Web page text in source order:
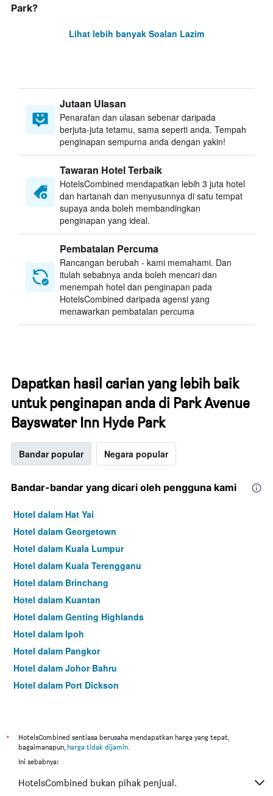
Park?
Lihat lebih banyak Soalan Lazim
Jutaan Ulasan
Penarafan dan ulasan sebenar daripada
berjuta-juta tetamu, sama seperti anda. Tempah
penginapan sempurna anda dengan yakin!
Tawaran Hotel Terbaik
HotelsCombined mendapatkan lebih 3 juta hotel
dan hartanah dan menyusunnya di satu tempat
supaya anda boleh membandingkan
penginapan yang ideal.
Pembatalan Percuma
Rancangan berubah - kami memahami. Dan
itulah sebabnya anda boleh mencari dan
menempah hotel dan penginapan pada
HotelsCombined daripada agensi yang
menawarkan pembatalan percuma
Dapatkan hasil carian yang lebih baik
untuk penginapan anda di Park Avenue
Bayswater Inn Hyde Park
Bandar popular Negara popular
Bandar-bandar yang dicari oleh pengguna kami
Hotel dalam Hat Yai
Hotel dalam Georgetown
Hotel dalam Kuala Lumpur
Hotel dalam Kuala Terengganu
Hotel dalam Brinchang
Hotel dalam Kuantan
Hotel dalam Genting Highlands
Hotel dalam Ipoh
Hotel dalam Pangkor
Hotel dalam Johor Bahru
Hotel dalam Port Dickson
*
HotelsCombined sentiasa berusaha mendapatkan harga yang tepat,
bagaimanapun, harga tidak dijamin.
Ini sebabnya:
HotelsCombined bukan pihak penjual.